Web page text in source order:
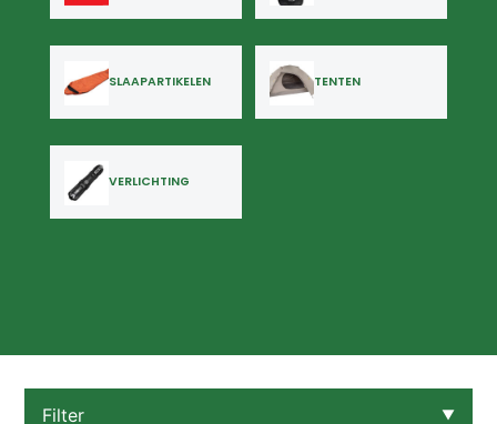
SLAAPARTIKELEN TENTEN
VERLICHTING
Filter ▼